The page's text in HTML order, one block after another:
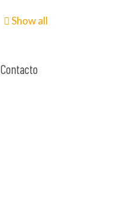
Contacto
Show all